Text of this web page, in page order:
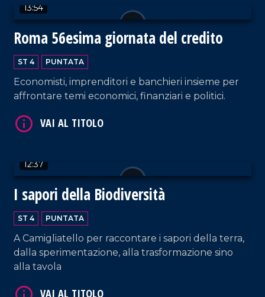
13:54
Roma 56esima giornata del credito
ST 4 PUNTATA
Economisti, imprenditori e banchieri insieme per
affrontare temi economici, finanziari e politici.
12:37
I sapori della Biodiversità
ST 4 PUNTATA
A Camigliatello per raccontare i sapori della terra,
dalla sperimentazione, alla trasformazione sino
alla tavola
VAI AL TITOLO
VAI AL TITOLO